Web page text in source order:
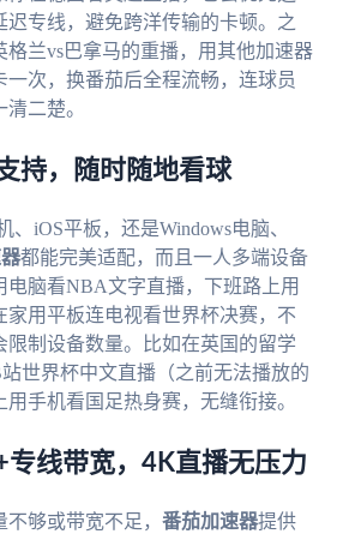
迟专线，避免跨洋传输的卡顿。之
格兰vs巴拿马的重播，用其他加速器
一次，换番茄后全程流畅，连球员
二楚。
持，随时随地看球
、iOS平板，还是Windows电脑、
都能完美适配，而且一人多端设备
脑看NBA文字直播，下班路上用
家用平板连电视看世界杯决赛，不
限制设备数量。比如在英国的留学
世界杯中文直播（之前无法播放的
手机看国足热身赛，无缝衔接。
专线带宽，4K直播无压力
够或带宽不足， 番茄加速器提供